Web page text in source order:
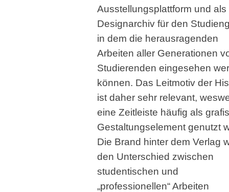
Ausstellungsplattform und als
Designarchiv für den
in dem die herausragenden
Arbeiten aller Generationen
Studierenden eingesehen
können. Das Leitmotiv der
ist daher sehr relevant,
eine Zeitleiste häufig als
Gestaltungselement genutzt
Die Brand hinter dem Verlag
den Unterschied zwischen
studentischen und
„professionellen“ Arbeiten